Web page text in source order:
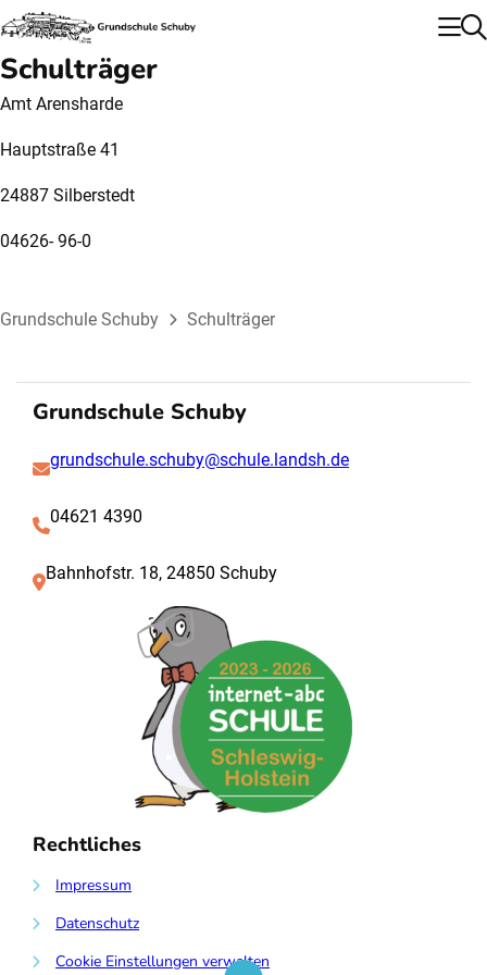
Schulträger
Amt Arensharde
Hauptstraße 41
24887 Silberstedt
04626- 96-0
Grundschule Schuby Schulträger
Grundschule Schuby
grundschule.schuby@schule.landsh.de
04621 4390
Bahnhofstr. 18, 24850 Schuby
Rechtliches
Impressum
Datenschutz
Cookie Einstellungen verwalten